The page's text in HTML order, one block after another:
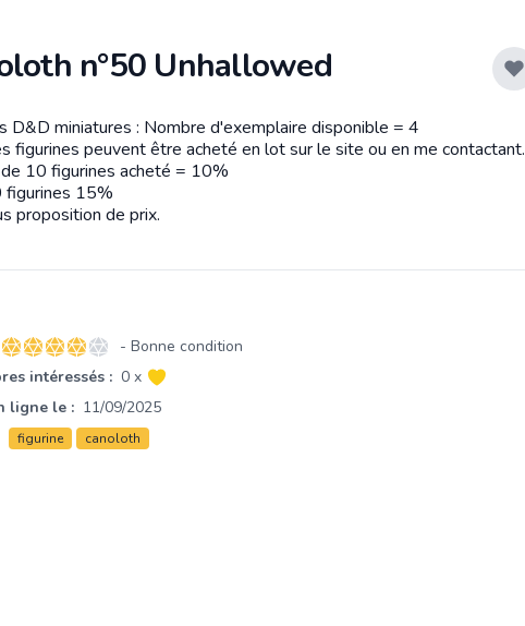
n°50 Unhallowed
D&D miniatures : Nombre d'exemplaire disponible = 4
figurines peuvent être acheté en lot sur le site ou en me contactant.
10 figurines acheté = 10%
figurines 15%
proposition de prix.
4 sur 5 étoiles
- Bonne condition
intéressés : 0 x
ligne le : 11/09/2025
figurine canoloth